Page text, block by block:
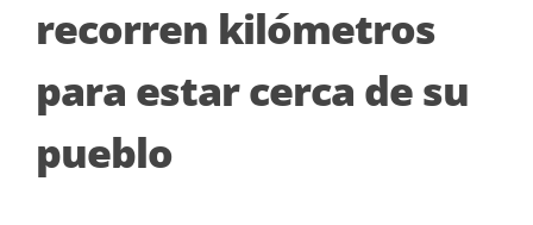
recorren kilómetros
para estar cerca de su
pueblo